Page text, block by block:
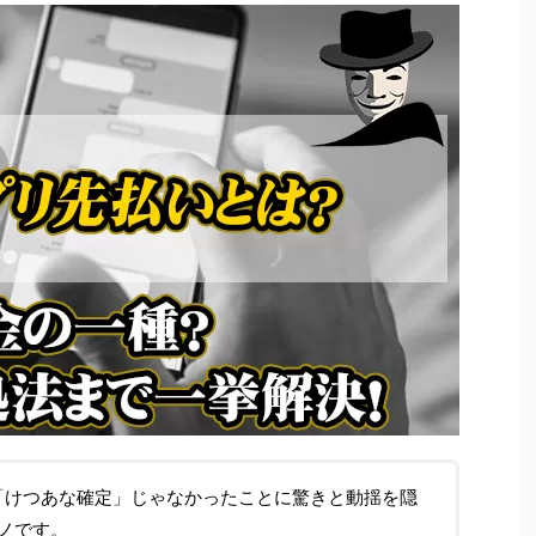
つあな確定」じゃなかったことに驚きと動揺を隠
です。